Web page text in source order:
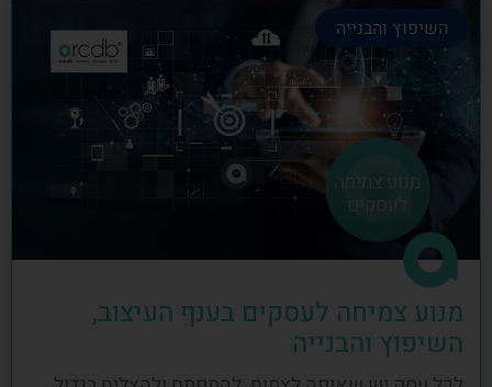
השיפוץ והבנייה
מנוע צמיחה לעסקים בענף העיצוב,
השיפוץ והבנייה